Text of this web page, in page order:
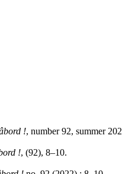
!, number 92, summer
!, (92), 8–10.